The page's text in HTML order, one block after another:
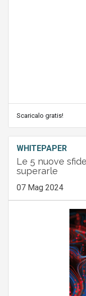
Scaricalo gratis!
WHITEPAPER
Le 5 nuove
superarle
07 Mag 2024